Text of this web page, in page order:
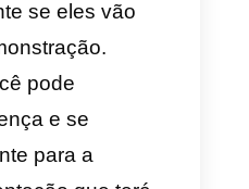
responde
a um potencial
espera ouvir dele